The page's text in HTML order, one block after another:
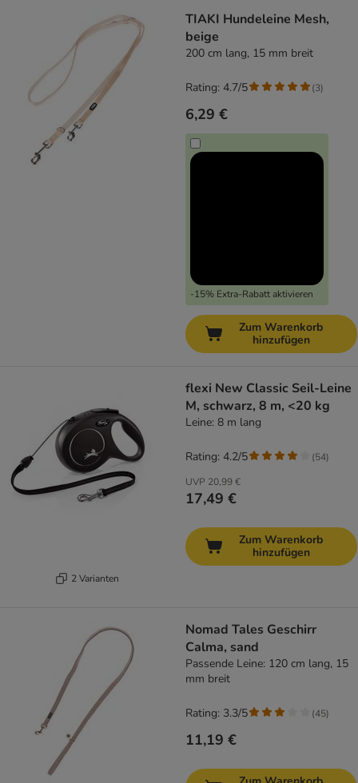
TIAKI Hundeleine Mesh,
beige
200 cm lang, 15 mm breit
6,29 €
-15% Extra-Rabatt aktivieren
Rating: 4.7/5 (3)
Zum Warenkorb
hinzufügen
2 Varianten
flexi New Classic Seil-Leine
M, schwarz, 8 m, <20 kg
Leine: 8 m lang
UVP 20,99 €
17,49 €
Rating: 4.2/5 (54)
Zum Warenkorb
hinzufügen
Nomad Tales Geschirr
Calma, sand
Passende Leine: 120 cm lang, 15
mm breit
11,19 €
Rating: 3.3/5 (45)